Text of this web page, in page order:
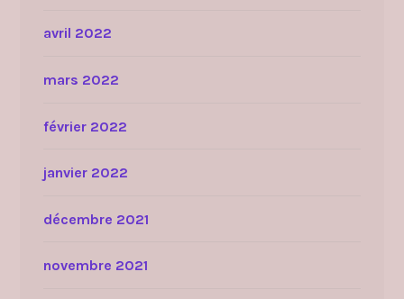
avril 2022
mars 2022
février 2022
janvier 2022
décembre 2021
novembre 2021